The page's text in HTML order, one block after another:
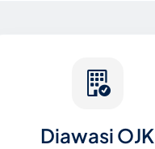
Diawasi OJK